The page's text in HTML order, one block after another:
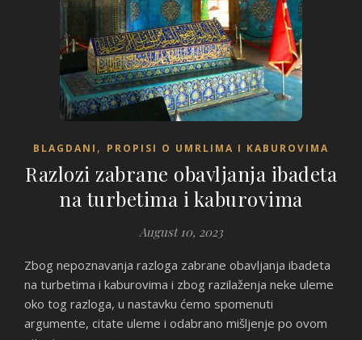
BLAGDANI , PROPISI O UMRLIMA I KABUROVIMA
Razlozi zabrane obavljanja ibadeta
na turbetima i kaburovima
August 10, 2023
Zbog nepoznavanja razloga zabrane obavljanja ibadeta
na turbetima i kaburovima i zbog razilaženja neke uleme
oko tog razloga, u nastavku ćemo spomenuti
argumente, citate uleme i odabrano mišljenje po ovom